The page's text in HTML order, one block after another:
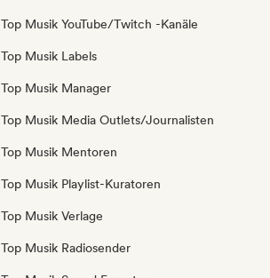
Top Musik YouTube/Twitch -Kanäle
Top Musik Labels
Top Musik Manager
Top Musik Media Outlets/Journalisten
Top Musik Mentoren
Top Musik Playlist-Kuratoren
Top Musik Verlage
Top Musik Radiosender